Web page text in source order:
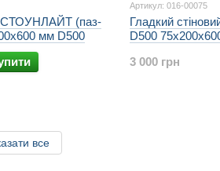
СТОУНЛАЙТ (паз-
мм D500
Артикул: 016-00075
Гладкий
D500
3 000 грн
все